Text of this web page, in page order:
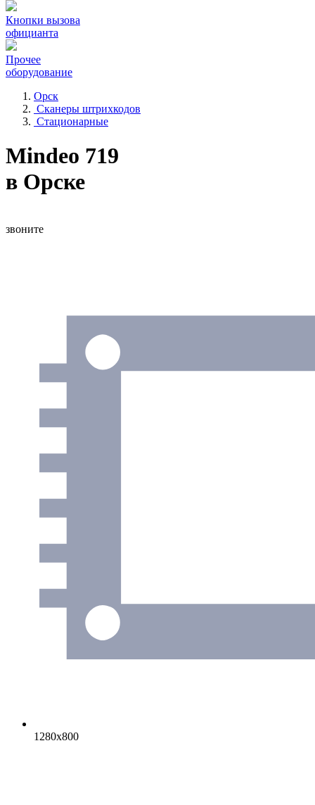
Кнопки вызова
официанта
Прочее
оборудование
Орск
Сканеры штрихкодов
Стационарные
Mindeo 719
в Орске
звоните
1280х800